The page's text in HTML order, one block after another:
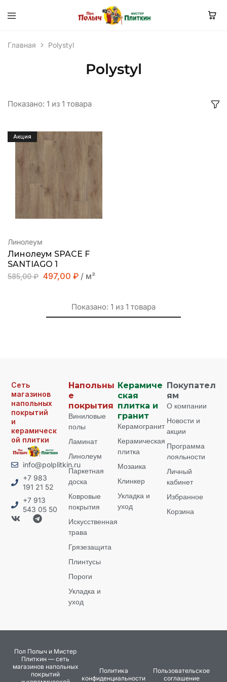
Главная Polystyl
Polystyl
Показано: 1 из 1 товара
Акция
Линолеум
Линолеум SPACE F
SANTIAGO 1
585,00₽ 497,00 ₽ / м²
Показано: 1 из 1 товара
Сеть
магазинов
напольных
покрытий
и
керамическ
ой плитки
info@polplitkin.ru
+7 983
191 21 52
+7 913
543 05 50
Напольны
е
покрытия
Виниловые
полы
Ламинат
Линолеум
Паркетная
доска
Ковровые
покрытия
Искусственная
трава
Грязезащита
Плинтусы
Пороги
Укладка и
уход
Керамиче
ская
плитка и
гранит
Керамогранит
Керамическая
плитка
Мозаика
Клинкер
Укладка и
уход
Покупател
ям
О компании
Новости и
акции
Программа
лояльности
Личный
кабинет
Избранное
Корзина
Пол Полыч и Мистер
Плиткин — сеть
магазинов напольных
покрытий
Политика
конфиденциальности
Пользовательское
соглашение